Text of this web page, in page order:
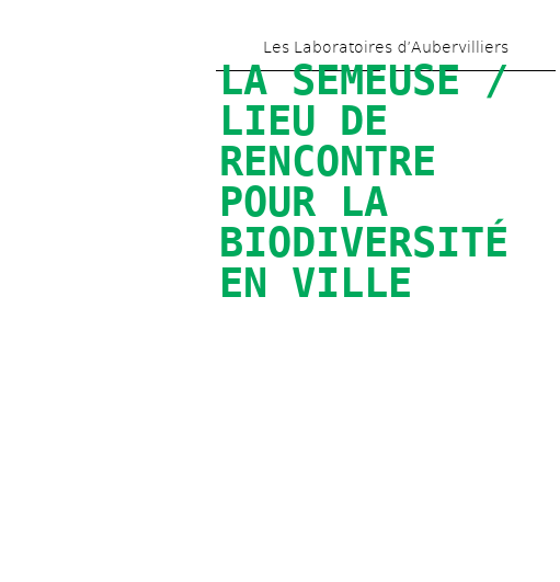
Les Laboratoires d’Aubervilliers
LA SEMEUSE /
LIEU DE
RENCONTRE
POUR LA
BIODIVERSITÉ
EN VILLE